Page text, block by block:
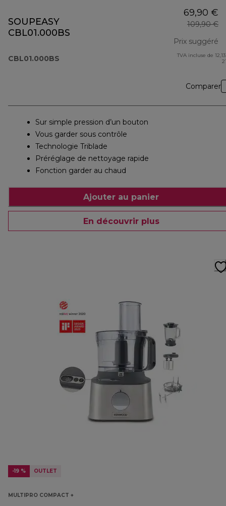
SOUPEASY
CBL01.000BS
CBL01.000BS
69,90 €
109,90 €
Prix suggéré
TVA incluse de
Comparer
Sur simple pression d’un bouton
Vous garder sous contrôle
Technologie Triblade
Préréglage de nettoyage rapide
Fonction garder au chaud
Ajouter au panier
En découvrir plus
-19 % OUTLET
MULTIPRO COMPACT +